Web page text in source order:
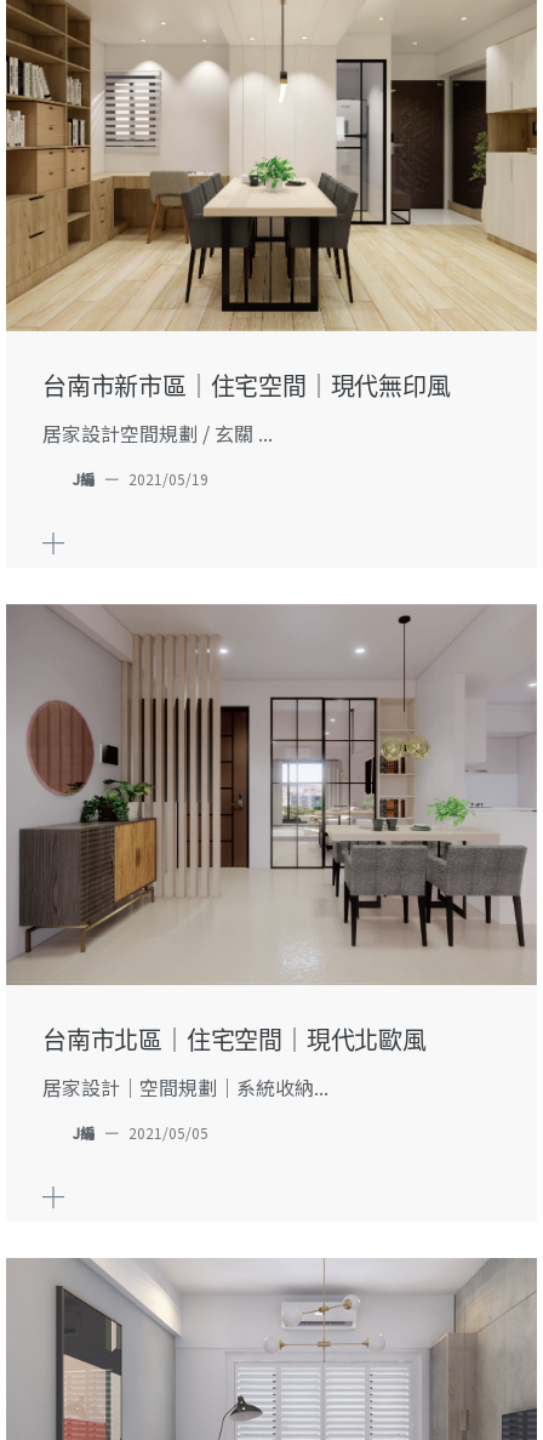
台南市新市區｜住宅空間｜現代無印風
居家設計空間規劃 / 玄關 ...
J編 — 2021/05/19
台南市北區｜住宅空間｜現代北歐風
居家設計｜空間規劃｜系統收納...
J編 — 2021/05/05